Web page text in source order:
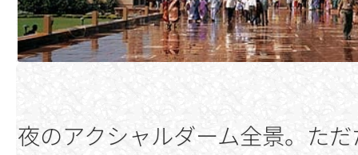
夜のアクシャルダーム全景。た